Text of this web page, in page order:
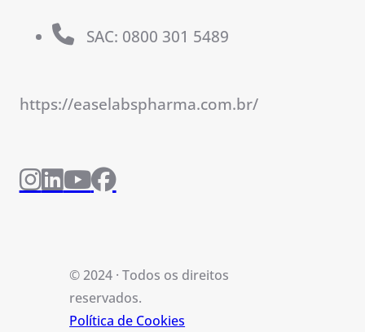
SAC: 0800 301 5489
https://easelabspharma.com.br/
© 2024 · Todos os direitos
reservados.
Política de Cookies